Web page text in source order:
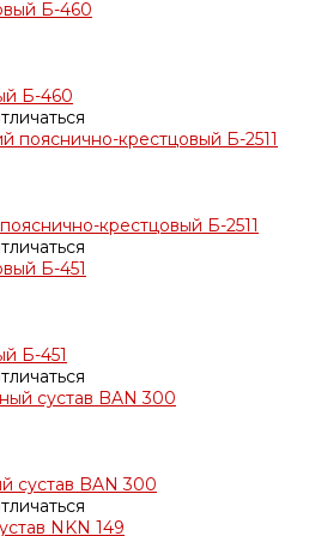
Б-460
крестцовый Б-2511
Б-451
сустав BAN 300